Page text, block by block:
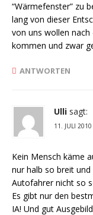
“Wärmefenster” zu
lang von dieser
von uns wollen nach
kommen und zwar
ANTWORTEN
Ulli sagt:
11. JULI
Kein Mensch käme
nur halb so breit
Autofahrer nicht so
Es gibt nur den
IA! Und gut